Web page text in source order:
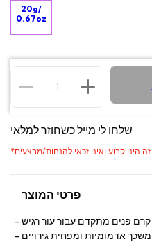
20g/
0.67oz
שלחו לי מייל כשחוזר למלאי
*
פרטי המוצר
קרם פנים מתקדם עבור עור רגיש
משכך אדמומיות ומפחית גירויים